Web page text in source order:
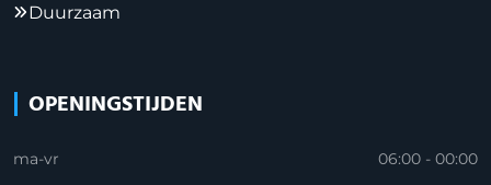
Duurzaam
OPENINGSTIJDEN
ma-vr 06:00 - 00:00